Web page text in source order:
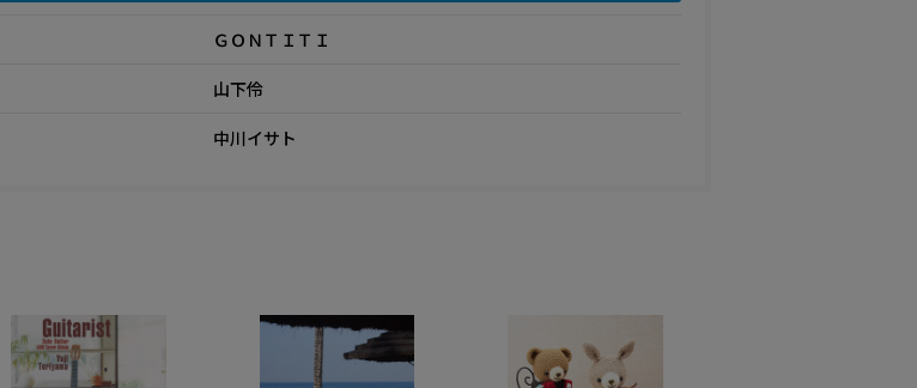
ＧＯＮＴＩＴＩ
山下伶
中川イサト